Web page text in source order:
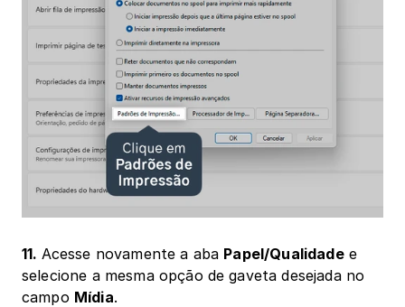
11. Acesse novamente a aba Papel/Qualidade e
selecione a mesma opção de gaveta desejada no
campo Mídia.